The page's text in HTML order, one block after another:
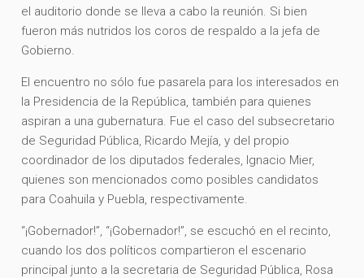
el auditorio donde se lleva a cabo la reunión. Si bien
fueron más nutridos los coros de respaldo a la jefa de
Gobierno.
El encuentro no sólo fue pasarela para los interesados en
la Presidencia de la República, también para quienes
aspiran a una gubernatura. Fue el caso del subsecretario
de Seguridad Pública, Ricardo Mejía, y del propio
coordinador de los diputados federales, Ignacio Mier,
quienes son mencionados como posibles candidatos
para Coahuila y Puebla, respectivamente.
“¡Gobernador!”, “¡Gobernador!”, se escuchó en el recinto,
cuando los dos políticos compartieron el escenario
principal junto a la secretaria de Seguridad Pública, Rosa